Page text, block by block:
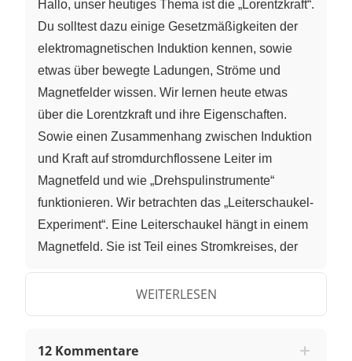
Hallo, unser heutiges Thema ist die „Lorentzkraft“.
Du solltest dazu einige Gesetzmäßigkeiten der
elektromagnetischen Induktion kennen, sowie
etwas über bewegte Ladungen, Ströme und
Magnetfelder wissen. Wir lernen heute etwas
über die Lorentzkraft und ihre Eigenschaften.
Sowie einen Zusammenhang zwischen Induktion
und Kraft auf stromdurchflossene Leiter im
Magnetfeld und wie „Drehspulinstrumente“
funktionieren. Wir betrachten das „Leiterschaukel-
Experiment“. Eine Leiterschaukel hängt in einem
Magnetfeld. Sie ist Teil eines Stromkreises, der
geschlossen, so beobachten wir einen Ausschlag
der Leiterschaukel nach rechts. Auf die
senkrecht zu den magnetischen Feldlinien und
WEITERLESEN
12 Kommentare